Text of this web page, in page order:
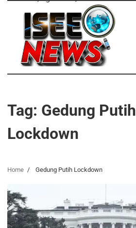
content
Tag: Gedung Putih
Lockdown
Home Gedung Putih Lockdown